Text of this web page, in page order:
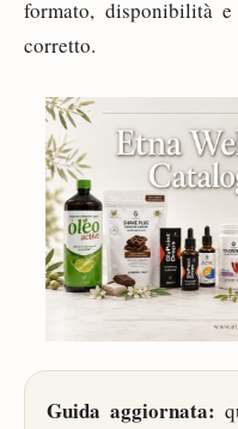
formato, disponibilità
corretto.
Guida aggiornata: